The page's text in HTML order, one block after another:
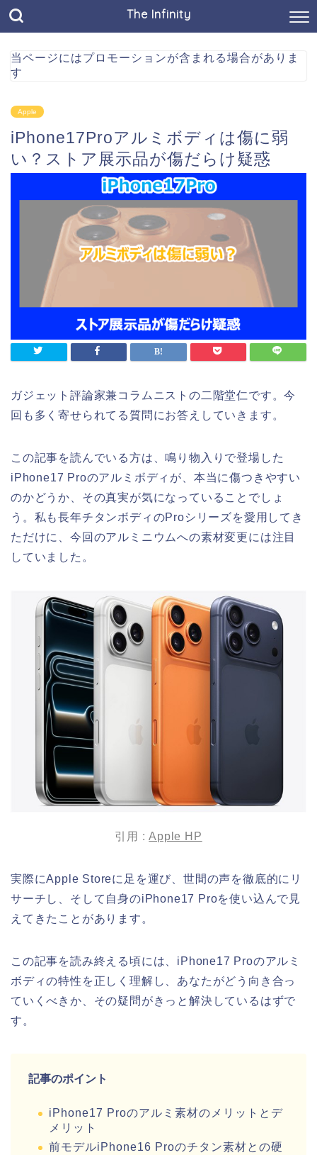
The Infinity
当ページにはプロモーションが含まれる場合がありま
す
Apple
iPhone17Proアルミボディは傷に弱
い？ストア展示品が傷だらけ疑惑
ガジェット評論家兼コラムニストの二階堂仁です。今
回も多く寄せられてる質問にお答えしていきます。
この記事を読んでいる方は、鳴り物入りで登場した
iPhone17 Proのアルミボディが、本当に傷つきやすい
のかどうか、その真実が気になっていることでしょ
う。私も長年チタンボディのProシリーズを愛用してき
ただけに、今回のアルミニウムへの素材変更には注目
していました。
引用 :Apple HP
実際にApple Storeに足を運び、世間の声を徹底的にリ
サーチし、そして自身のiPhone17 Proを使い込んで見
えてきたことがあります。
この記事を読み終える頃には、iPhone17 Proのアルミ
ボディの特性を正しく理解し、あなたがどう向き合っ
ていくべきか、その疑問がきっと解決しているはずで
す。
記事のポイント
iPhone17 Proのアルミ素材のメリットとデ
メリット
前モデルiPhone16 Proのチタン素材との硬